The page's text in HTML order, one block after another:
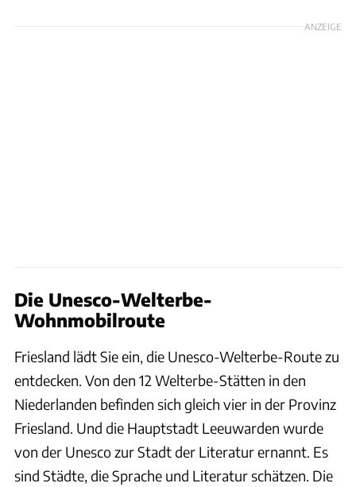
ANZEIGE
Die Unesco-Welterbe-
Wohnmobilroute
Friesland lädt Sie ein, die Unesco-Welterbe-Route zu
entdecken. Von den 12 Welterbe-Stätten in den
Niederlanden befinden sich gleich vier in der Provinz
Friesland. Und die Hauptstadt Leeuwarden wurde
von der Unesco zur Stadt der Literatur ernannt. Es
sind Städte, die Sprache und Literatur schätzen. Die